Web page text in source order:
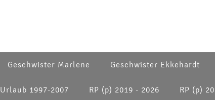
Geschwister Marlene Geschwister Ekkehardt
Urlaub 1997-2007 RP (p) 2019 - 2026 RP (p)